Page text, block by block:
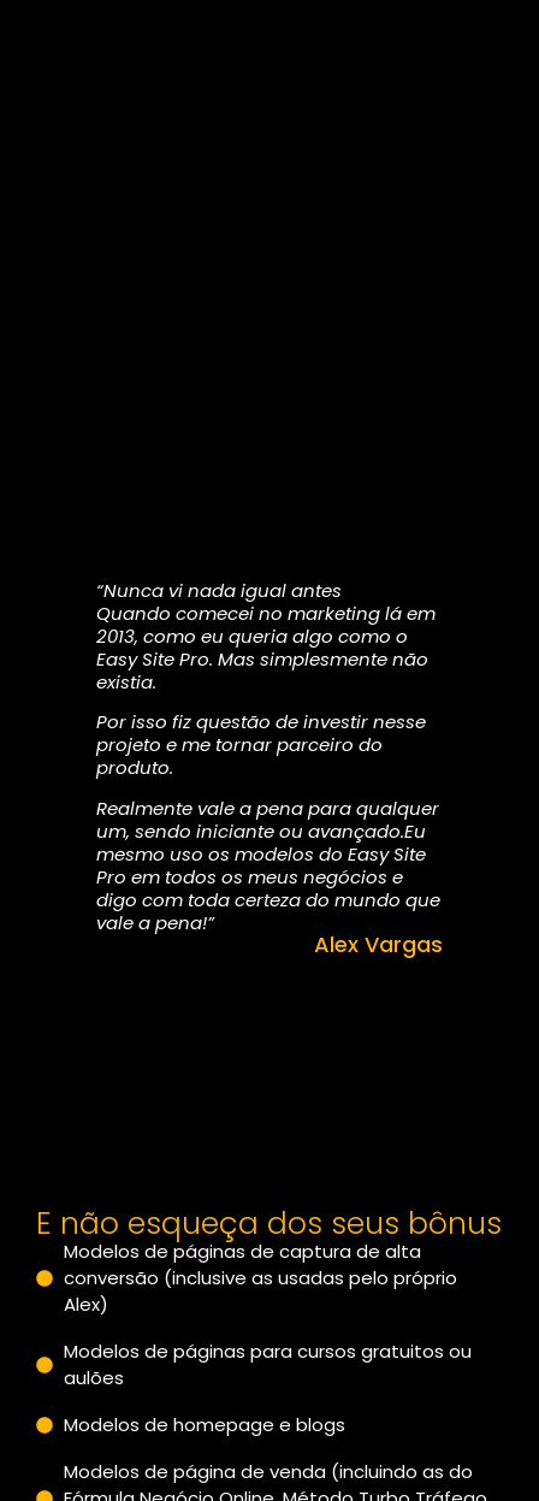
“Nunca vi nada igual antes
Quando comecei no marketing lá em
2013, como eu queria algo como o
Easy Site Pro. Mas simplesmente não
existia.
Por isso fiz questão de investir nesse
projeto e me tornar parceiro do
produto.
Realmente vale a pena para qualquer
um, sendo iniciante ou avançado.Eu
mesmo uso os modelos do Easy Site
Pro em todos os meus negócios e
digo com toda certeza do mundo que
vale a pena!”
Alex Vargas
E não esqueça dos seus bônus
Modelos de páginas de captura de alta
conversão (inclusive as usadas pelo próprio
Alex)
Modelos de páginas para cursos gratuitos ou
aulões
Modelos de homepage e blogs
Modelos de página de venda (incluindo as do